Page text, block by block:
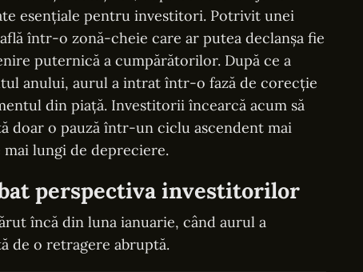
esențiale pentru investitori. Potrivit unei
într-o zonă-cheie care ar putea declanșa fie
puternică a cumpărătorilor. După ce a
anului, aurul a intrat într-o fază de corecție
din piață. Investitorii încearcă acum să
doar o pauză într-un ciclu ascendent mai
lungi de depreciere.
perspectiva investitorilor
încă din luna ianuarie, când aurul a
de o retragere abruptă.